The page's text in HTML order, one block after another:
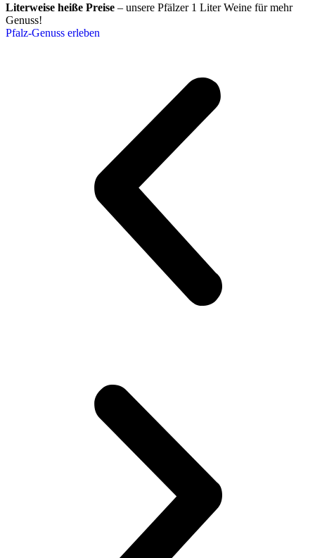
Literweise heiße Preise – unsere Pfälzer 1 Liter Weine für mehr
Genuss!
Pfalz-Genuss erleben